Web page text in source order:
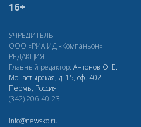
16+
УЧРЕДИТЕЛЬ
ООО «РИА ИД «Компаньон»
РЕДАКЦИЯ
Главный редактор: Антонов О. Е.
Монастырская, д. 15, оф. 402
Пермь, Россия
(342) 206-40-23
info@newsko.ru